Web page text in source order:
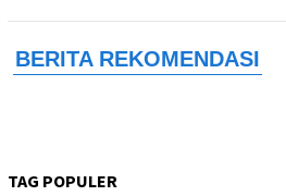
TAG POPULER